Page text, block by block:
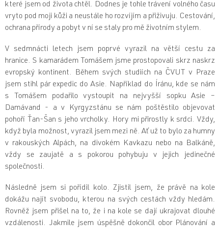
které jsem od života chtěl. Dodnes je tohle trávení volného času
vryto pod moji kůži a neustále ho rozvíjím a přiživuju. Cestování,
ochrana přírody a pobyt v ní se staly pro mě životním stylem.
V sedmnácti letech jsem poprvé vyrazil na větší cestu za
hranice. S kamarádem Tomášem jsme prostopovali skrz naskrz
evropský kontinent. Během svých studiích na ČVUT v Praze
jsem stihl pár expedic do Asie. Například do Íránu, kde se nám
s Tomášem podařilo vystoupit na nejvyšší sopku Asie –
Damávand - a v Kyrgyzstánu se nám poštěstilo objevovat
pohoří Ťan-Šan s jeho vrcholky. Hory mi přirostly k srdci. Vždy,
když byla možnost, vyrazil jsem mezi ně. Ať už to bylo za humny
v rakouských Alpách, na divokém Kavkazu nebo na Balkáně,
vždy se zaujatě a s pokorou pohybuju v jejich jedinečné
společnosti.
Následně jsem si pořídil kolo. Zjistil jsem, že právě na kole
dokážu najít svobodu, kterou na svých cestách vždy hledám.
Rovněž jsem přišel na to, že i na kole se dají ukrajovat dlouhé
vzdálenosti. Jakmile jsem úspěšně dokončil obor Plánování a